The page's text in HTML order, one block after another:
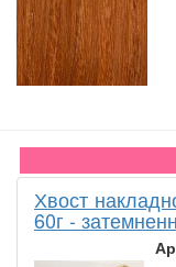
Хвост
60г -